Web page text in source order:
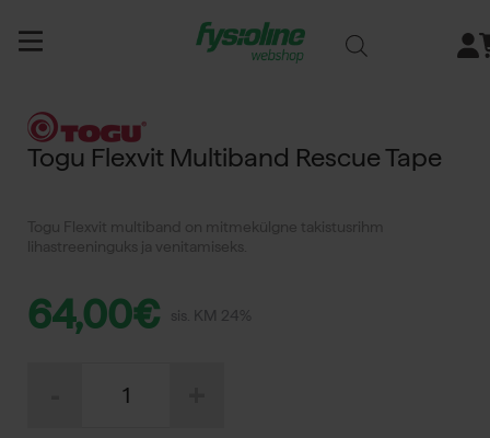
sisältöön
Togu Flexvit Multiband Rescue Tape
Togu Flexvit multiband on mitmekülgne takistusrihm
lihastreeninguks ja venitamiseks.
64,00€ sis. KM 24%